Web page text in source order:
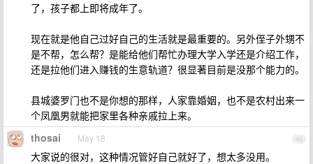
了，孩子都上即将成年了。
现在就是他自己过好自己的生活就是最重要的。另外侄子外甥不
是不帮，怎么帮？是能给他们帮忙办理大学入学还是介绍工作，
还是拉他们进入赚钱的生意轨道？很显著目前是没那个能力的。
县城婆罗门也不是你想的那样，人家靠婚姻，也不是农村出来一
个凤凰男就能把家里各种亲戚拉上来。
46
thosai May 18
大家说的很对，这种情况管好自己就好了，想太多没用。